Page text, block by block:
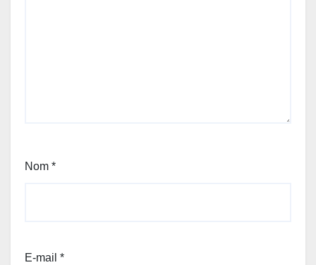
Nom *
E-mail *